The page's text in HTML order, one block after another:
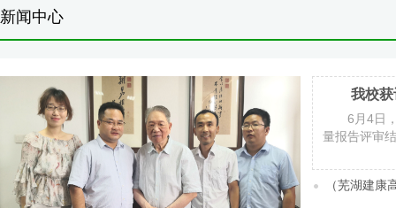
新闻中心
6月4日
量报告评审
（芜湖建